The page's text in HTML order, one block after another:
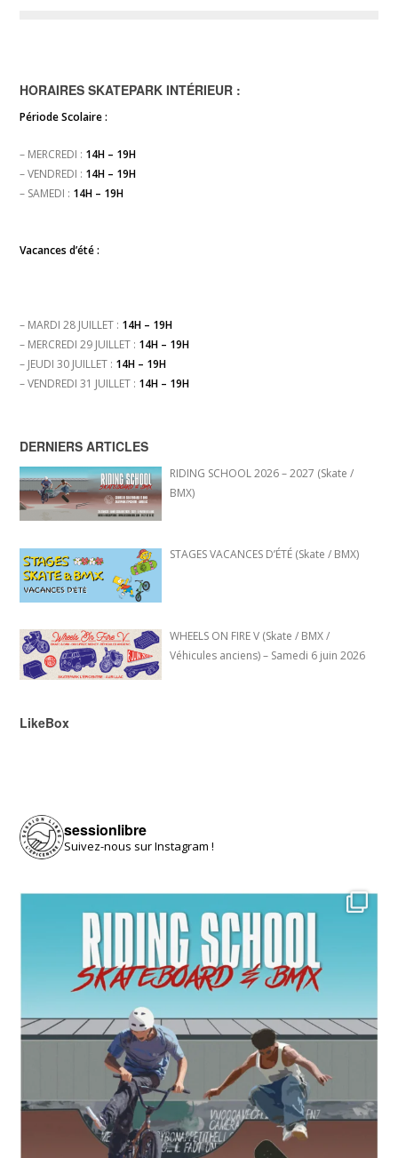
HORAIRES SKATEPARK INTÉRIEUR :
Période Scolaire :
– MERCREDI : 14H – 19H
– VENDREDI : 14H – 19H
– SAMEDI : 14H – 19H
Vacances d’été :
– MARDI 28 JUILLET : 14H – 19H
– MERCREDI 29 JUILLET : 14H – 19H
– JEUDI 30 JUILLET : 14H – 19H
– VENDREDI 31 JUILLET : 14H – 19H
DERNIERS ARTICLES
RIDING SCHOOL 2026 – 2027 (Skate /
BMX)
STAGES VACANCES D’ÉTÉ (Skate / BMX)
WHEELS ON FIRE V (Skate / BMX /
Véhicules anciens) – Samedi 6 juin 2026
LikeBox
sessionlibre
Suivez-nous sur Instagram !